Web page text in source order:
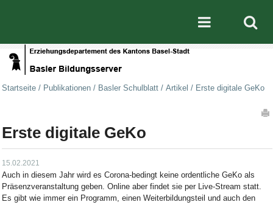
Mobile
Startseite / Publikationen / Basler Schulblatt / Artikel / Erste digitale GeKo
Erste digitale GeKo
15.02.2021
Auch in diesem Jahr wird es Corona-bedingt keine ordentliche GeKo als
Präsenzveranstaltung geben. Online aber findet sie per Live-Stream statt.
Es gibt wie immer ein Programm, einen Weiterbildungsteil und auch den